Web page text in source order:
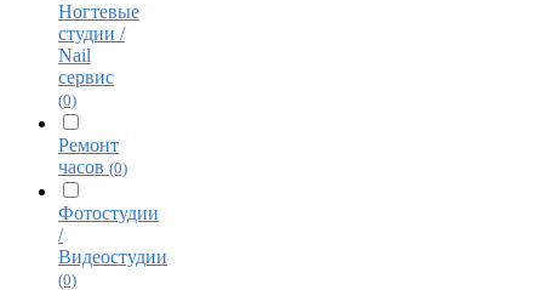
Ногтевые
студии /
Nail
сервис
(0)
Ремонт
часов (0)
Фотостудии
/
Видеостудии
(0)